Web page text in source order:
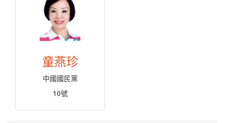
童燕珍
中國國民黨
10號